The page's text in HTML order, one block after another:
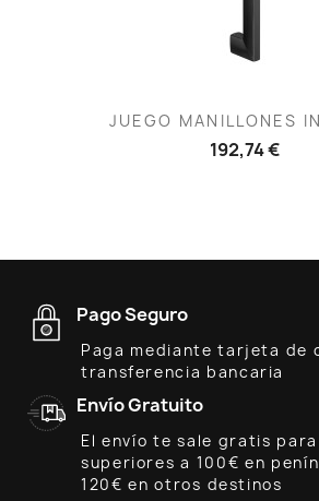
JUEGO MANILLONES
192,74 €
Pago Seguro
Paga mediante tarjeta de
transferencia bancaria
Envío Gratuito
El envío te sale gratis
superiores a 100€ en
120€ en otros destinos